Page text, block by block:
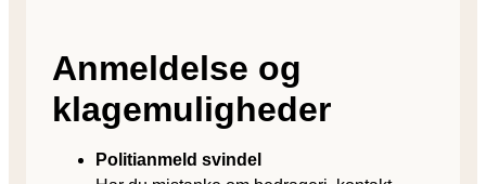
Anmeldelse og
klagemuligheder
Politianmeld svindel